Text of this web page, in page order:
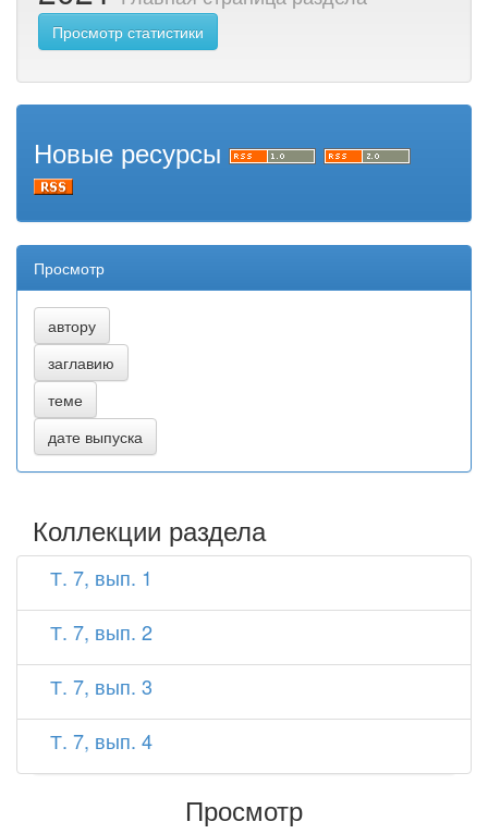
Просмотр статистики
Новые ресурсы
Просмотр
Коллекции раздела
Т. 7, вып. 1
Т. 7, вып. 2
Т. 7, вып. 3
Т. 7, вып. 4
Просмотр